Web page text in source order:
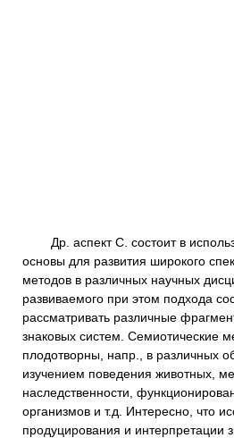
Др. аспект С. состоит в
основы для развития широкого
методов в различных научных
развиваемого при этом подхода
рассматривать различные
знаковых систем. Семиотические
плодотворны, напр., в различных
изучением поведения животных,
наследственности,
организмов и т.д. Интересно, что
продуцирования и интерпретации